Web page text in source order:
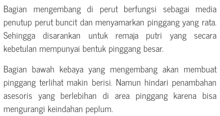
Bagian mengembang di perut berfungsi sebagai media
penutup perut buncit dan menyamarkan pinggang yang rata.
Sehingga disarankan untuk remaja putri yang secara
kebetulan mempunyai bentuk pinggang besar.
Bagian bawah kebaya yang mengembang akan membuat
pinggang terlihat makin berisi. Namun hindari penambahan
asesoris yang berlebihan di area pinggang karena bisa
mengurangi keindahan peplum.